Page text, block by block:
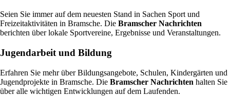
Seien Sie immer auf dem neuesten Stand in Sachen Sport und
Freizeitaktivitäten in Bramsche. Die Bramscher Nachrichten
berichten über lokale Sportvereine, Ergebnisse und Veranstaltungen.
Jugendarbeit und Bildung
Erfahren Sie mehr über Bildungsangebote, Schulen, Kindergärten und
Jugendprojekte in Bramsche. Die Bramscher Nachrichten halten Sie
über alle wichtigen Entwicklungen auf dem Laufenden.